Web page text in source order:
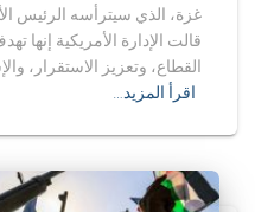
غزة، الذي سيترأسه الرئيس
قالت الإدارة الأمريكية إنها
القطاع، وتعزيز الاستقرار،
اقرأ المزيد…